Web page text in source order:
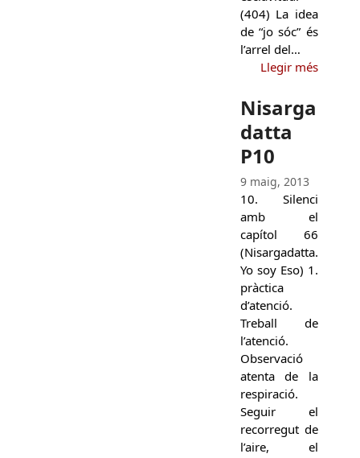
(404) La idea
de “jo sóc” és
l’arrel del…
Llegir més
Nisarga
datta
P10
9 maig, 2013
10. Silenci
amb el
capítol 66
(Nisargadatta.
Yo soy Eso) 1.
pràctica
d’atenció.
Treball de
l’atenció.
Observació
atenta de la
respiració.
Seguir el
recorregut de
l’aire, el